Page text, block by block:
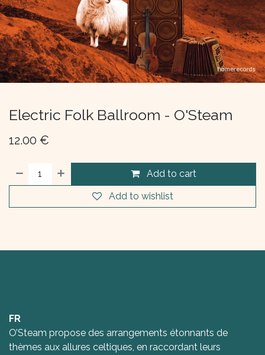
Electric Folk Ballroom - O'Steam
12.00 €
Add to cart
Add to wishlist
FR
O’Steam propose des arrangements étonnants de
thèmes aux allures celtiques, en raccordant leurs